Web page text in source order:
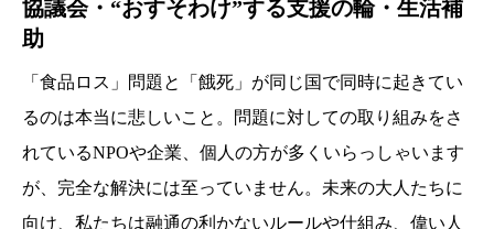
協議会・“おすそわけ”する支援の輪・生活補
助
「食品ロス」問題と「餓死」が同じ国で同時に起きてい
るのは本当に悲しいこと。問題に対しての取り組みをさ
れているNPOや企業、個人の方が多くいらっしゃいます
が、完全な解決には至っていません。未来の大人たちに
向け、私たちは融通の利かないルールや仕組み、偉い人